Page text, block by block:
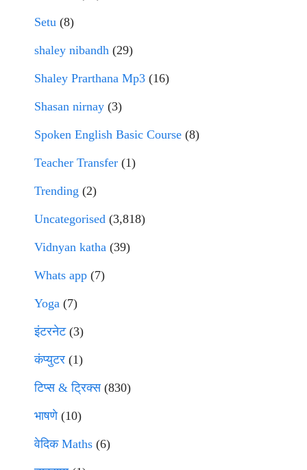
Setu (8)
shaley nibandh (29)
Shaley Prarthana Mp3 (16)
Shasan nirnay (3)
Spoken English Basic Course (8)
Teacher Transfer (1)
Trending (2)
Uncategorised (3,818)
Vidnyan katha (39)
Whats app (7)
Yoga (7)
इंटरनेट(3)
कंप्युटर (1)
टिप्स & ट्रिक्स(830)
भाषणे(10)
वेदिक Maths (6)